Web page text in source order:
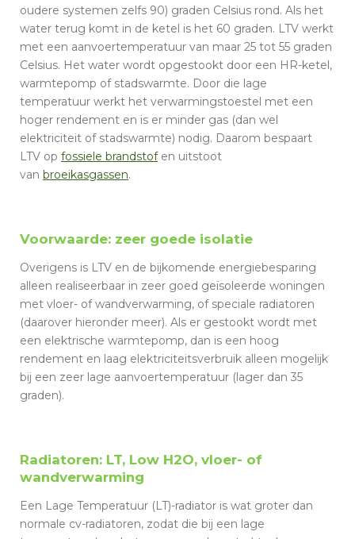
oudere systemen zelfs 90) graden Celsius rond. Als het
water terug komt in de ketel is het 60 graden. LTV werkt
met een aanvoertemperatuur van maar 25 tot 55 graden
Celsius. Het water wordt opgestookt door een HR-ketel,
warmtepomp of stadswarmte. Door die lage
temperatuur werkt het verwarmingstoestel met een
hoger rendement en is er minder gas (dan wel
elektriciteit of stadswarmte) nodig. Daarom bespaart
LTV op fossiele brandstofen uitstoot
van broeikasgassen.
Voorwaarde: zeer goede isolatie
Overigens is LTV en de bijkomende energiebesparing
alleen realiseerbaar in zeer goed geïsoleerde woningen
met vloer- of wandverwarming, of speciale radiatoren
(daarover hieronder meer). Als er gestookt wordt met
een elektrische warmtepomp, dan is een hoog
rendement en laag elektriciteitsverbruik alleen mogelijk
bij een zeer lage aanvoertemperatuur (lager dan 35
graden).
Radiatoren: LT, Low H2O, vloer- of
wandverwarming
Een Lage Temperatuur (LT)-radiator is wat groter dan
normale cv-radiatoren, zodat die bij een lage